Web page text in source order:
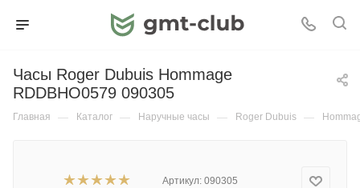
Часы Roger Dubuis Hommage
RDDBHO0579 090305
Главная — Каталог — Наручные часы — Roger Dubuis —
Артикул: 090305